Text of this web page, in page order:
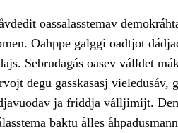
oassalasstemav
Oahppe galggi oadtjot
Sebrudagás oasev válldet
degu gasskasasj
ja friddja válljimijt.
baktu ålles